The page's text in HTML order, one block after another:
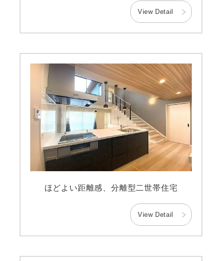
View Detail
ほどよい距離感、分離型二世帯住宅
View Detail